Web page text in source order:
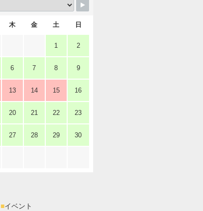
木 金 土 日
1 2
6 7 8 9
13 14 15 16
20 21 22 23
27 28 29 30
■イベント